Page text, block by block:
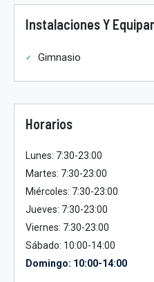
Instalaciones Y
Gimnasio
Horarios
Lunes: 7:30-23:00
Martes: 7:30-23:00
Miércoles: 7:30-23:00
Jueves: 7:30-23:00
Viernes: 7:30-23:00
Sábado: 10:00-14:00
Domingo: 10:00-14:00